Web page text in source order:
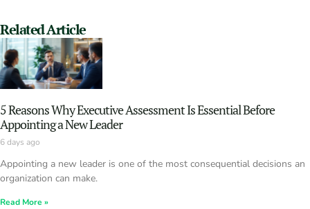
Related Article
5 Reasons Why Executive Assessment Is Essential Before
Appointing a New Leader
6 days ago
Appointing a new leader is one of the most consequential decisions an
organization can make.
Read More »